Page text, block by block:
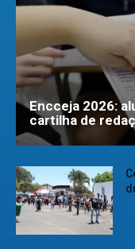
Encceja 2026:
cartilha de